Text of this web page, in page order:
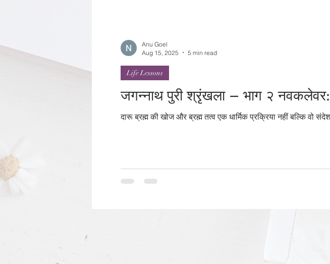
जगन्नाथ पुरी
दारू ब्रह्म की खोज और ब्रह्म तत्व एक धार्मिक प्रक्रिया नहीं बल्कि वो
Life Lessons
Anu Goel
Aug 15, 2025
5 min read